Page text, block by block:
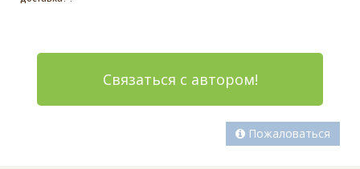
Связаться с автором!
Пожаловаться